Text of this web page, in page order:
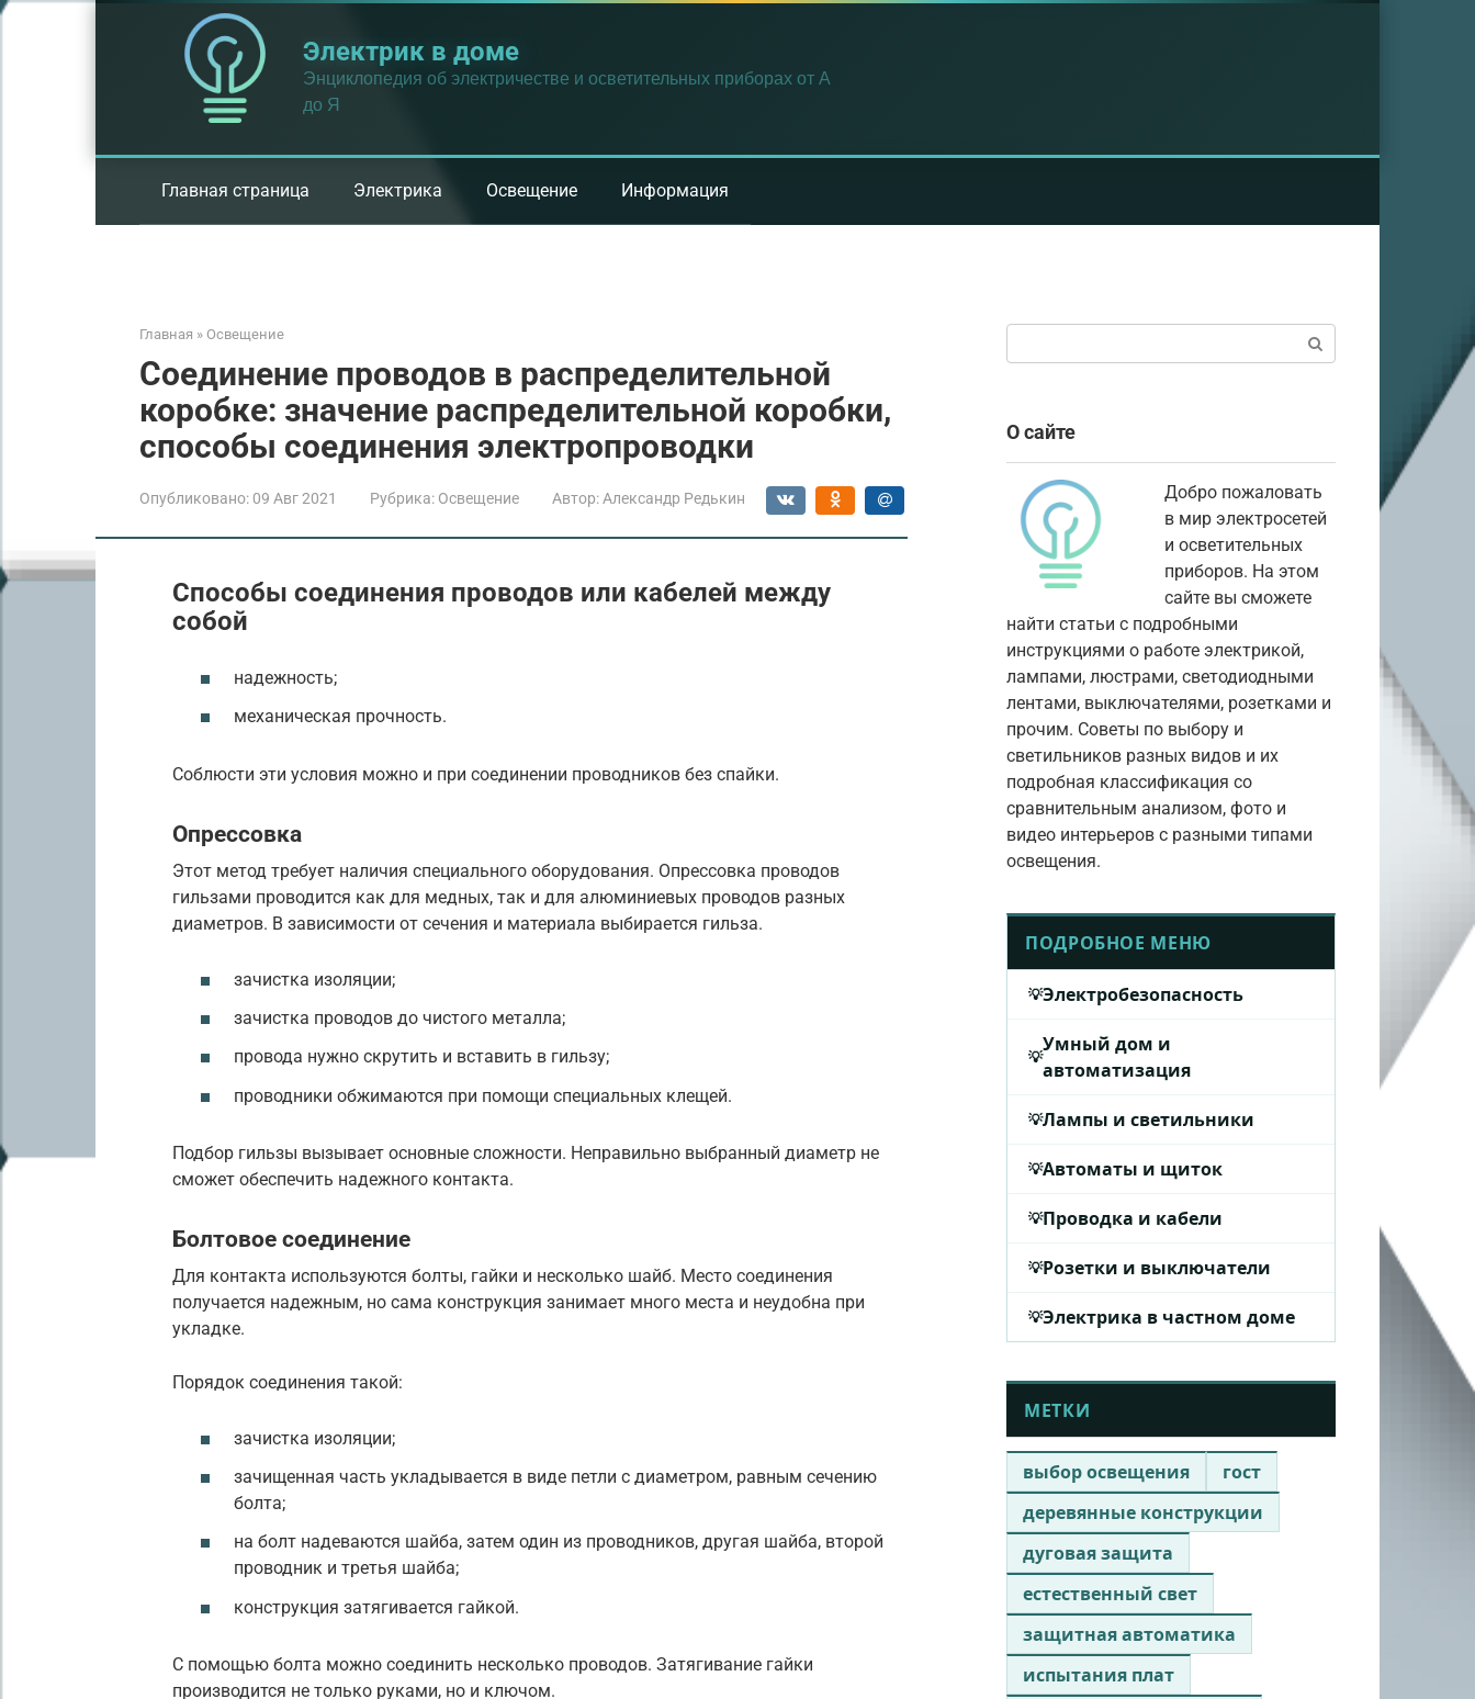
Перейти
Электрик в доме
Энциклопедия об электричестве и осветительных приборах от А
до Я
Главная страница Электрика Освещение Информация
Главная » Освещение
Соединение проводов в распределительной
коробке: значение распределительной коробки,
способы соединения электропроводки
Опубликовано: 09 Авг 2021 Рубрика: Освещение Автор: Александр Редькин
Способы соединения проводов или кабелей между
собой
надежность;
механическая прочность.
Соблюсти эти условия можно и при соединении проводников без спайки.
Опрессовка
Этот метод требует наличия специального оборудования. Опрессовка проводов
гильзами проводится как для медных, так и для алюминиевых проводов разных
диаметров. В зависимости от сечения и материала выбирается гильза.
зачистка изоляции;
зачистка проводов до чистого металла;
провода нужно скрутить и вставить в гильзу;
проводники обжимаются при помощи специальных клещей.
Подбор гильзы вызывает основные сложности. Неправильно выбранный диаметр не
сможет обеспечить надежного контакта.
Болтовое соединение
Для контакта используются болты, гайки и несколько шайб. Место соединения
получается надежным, но сама конструкция занимает много места и неудобна при
укладке.
Порядок соединения такой:
зачистка изоляции;
зачищенная часть укладывается в виде петли с диаметром, равным сечению
болта;
на болт надеваются шайба, затем один из проводников, другая шайба, второй
проводник и третья шайба;
конструкция затягивается гайкой.
С помощью болта можно соединить несколько проводов. Затягивание гайки
производится не только руками, но и ключом.
О сайте
Добро пожаловать
в мир электросетей
и осветительных
приборов. На этом
сайте вы сможете
найти статьи с подробными
инструкциями о работе электрикой,
лампами, люстрами, светодиодными
лентами, выключателями, розетками и
прочим. Советы по выбору и
светильников разных видов и их
подробная классификация со
сравнительным анализом, фото и
видео интерьеров с разными типами
освещения.
ПОДРОБНОЕ МЕНЮ
Электробезопасность
Умный дом и
автоматизация
Лампы и светильники
Автоматы и щиток
Проводка и кабели
Розетки и выключатели
Электрика в частном доме
МЕТКИ
выбор освещения
гост
деревянные конструкции
дуговая защита
естественный свет
защитная автоматика
испытания плат